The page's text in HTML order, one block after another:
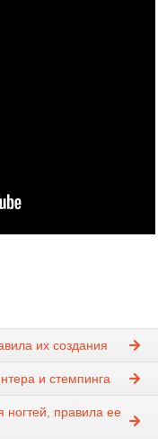
их создания
и стемпинга
ногтей, правила ее